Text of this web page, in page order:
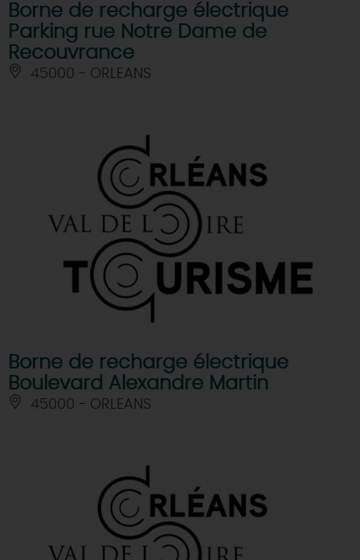
Borne de recharge électrique
Parking rue Notre Dame de
Recouvrance
45000 - ORLEANS
Borne de recharge électrique
Boulevard Alexandre Martin
45000 - ORLEANS